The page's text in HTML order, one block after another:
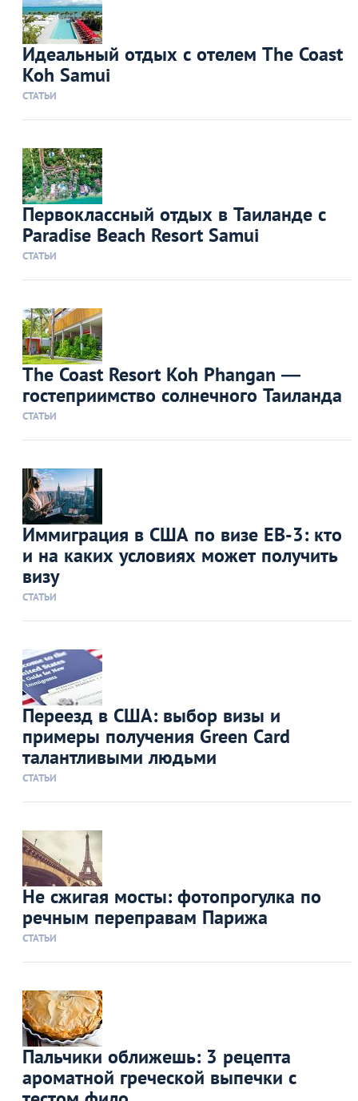
Идеальный отдых с отелем The Coast
Koh Samui
СТАТЬИ
Первоклассный отдых в Таиланде с
Paradise Beach Resort Samui
СТАТЬИ
The Coast Resort Koh Phangan —
гостеприимство солнечного Таиланда
СТАТЬИ
Иммиграция в США по визе ЕВ-3: кто
и на каких условиях может получить
визу
СТАТЬИ
Переезд в США: выбор визы и
примеры получения Green Card
талантливыми людьми
СТАТЬИ
Не сжигая мосты: фотопрогулка по
речным переправам Парижа
СТАТЬИ
Пальчики оближешь: 3 рецепта
ароматной греческой выпечки с